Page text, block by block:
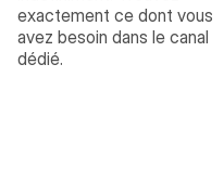
exactement ce dont vous
avez besoin dans le canal
dédié.